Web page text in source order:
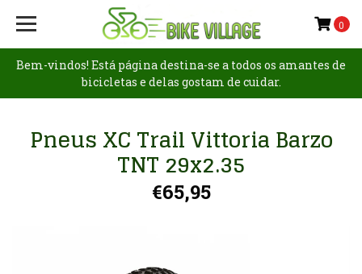
Bem-vindos! Está página destina-se a todos os amantes de
bicicletas e delas gostam de cuidar.
0
Pneus XC Trail Vittoria Barzo
TNT 29x2.35
€65,95